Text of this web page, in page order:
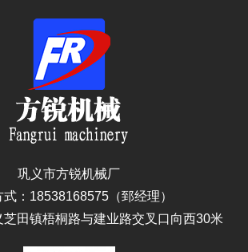
巩义市方锐机械厂
：18538168575（郅经理）
田镇梧桐路与建业路交叉口向西30米